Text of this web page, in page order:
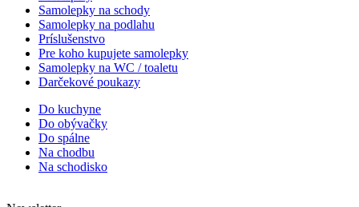
Samolepky na schody
Samolepky na podlahu
Príslušenstvo
Pre koho kupujete samolepky
Samolepky na WC / toaletu
Darčekové poukazy
Do kuchyne
Do obývačky
Do spálne
Na chodbu
Na schodisko